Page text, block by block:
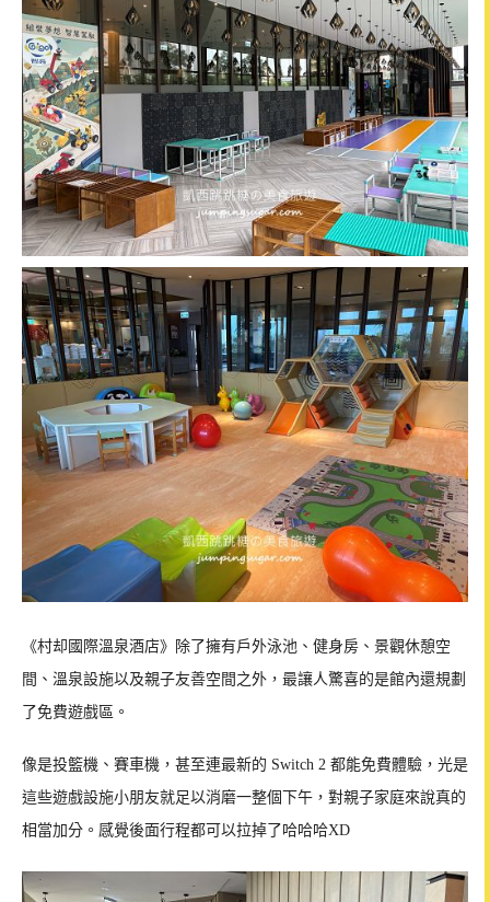
《村却國際溫泉酒店》除了擁有戶外泳池、健身房、景觀休憩空
間、溫泉設施以及親子友善空間之外，最讓人驚喜的是館內還規劃
了免費遊戲區。
像是投籃機、賽車機，甚至連最新的 Switch 2 都能免費體驗，光是
這些遊戲設施小朋友就足以消磨一整個下午，對親子家庭來說真的
相當加分。感覺後面行程都可以拉掉了哈哈哈XD